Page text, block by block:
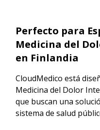
Perfecto para
Medicina del
en Finlandia
CloudMedico está
Medicina del Dolor
que buscan una
sistema de salud